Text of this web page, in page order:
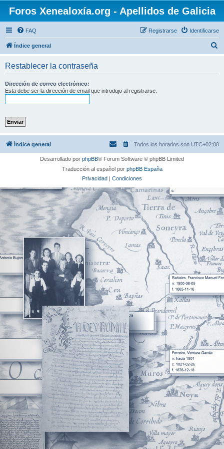
Foros Xenealoxía.org - Apellidos de Galicia
FAQ Identificarse
Registrarse
Índice general
Restablecer la contraseña
Dirección de correo electrónico:
Esta debe ser la dirección de email que introdujo al registrarse.
Índice general Todos los horarios son UTC+02:00
Desarrollado por phpBB® Forum Software © phpBB Limited
Traducción al español por phpBB España
Privacidad | Condiciones